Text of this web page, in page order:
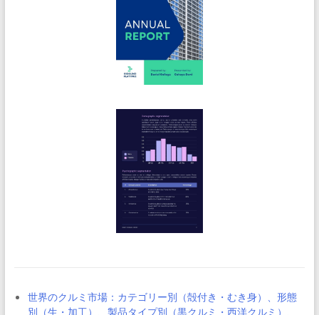
世界のクルミ市場：カテゴリー別（殻付き・むき身）、形態
別（生・加工）、製品タイプ別（黒クルミ・西洋クルミ）、